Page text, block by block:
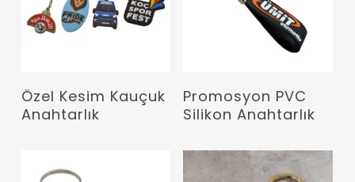
Devamını Oku
Özel Kesim Kauçuk
Anahtarlık
Devamını Oku
Promosyon PVC
Silikon Anahtarlık